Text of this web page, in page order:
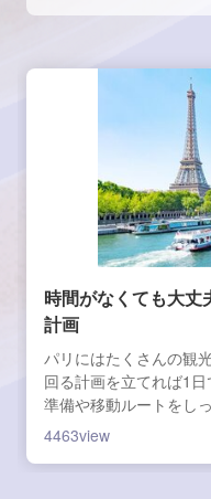
時間がなくても大丈
計画
パリにはたくさんの観
回る計画を立てれば1
準備や移動ルートをし
では、定番スポットを
4463view